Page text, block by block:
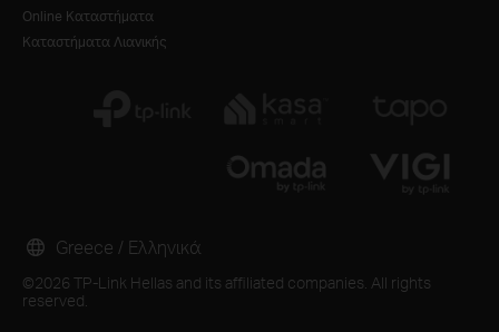
Online Καταστήματα
Καταστήματα Λιανικής
©2026 TP-Link Hellas and its affiliated companies. All rights
reserved.
Greece / Ελληνικά